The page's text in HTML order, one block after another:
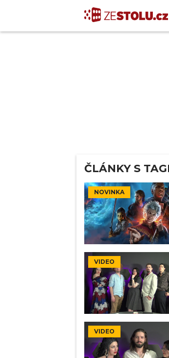
ČLÁNKY S
NOVINKA
VIDEO
VIDEO